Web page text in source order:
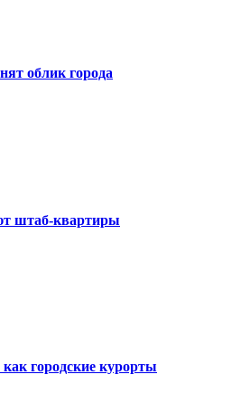
облик города
штаб-квартиры
городские курорты